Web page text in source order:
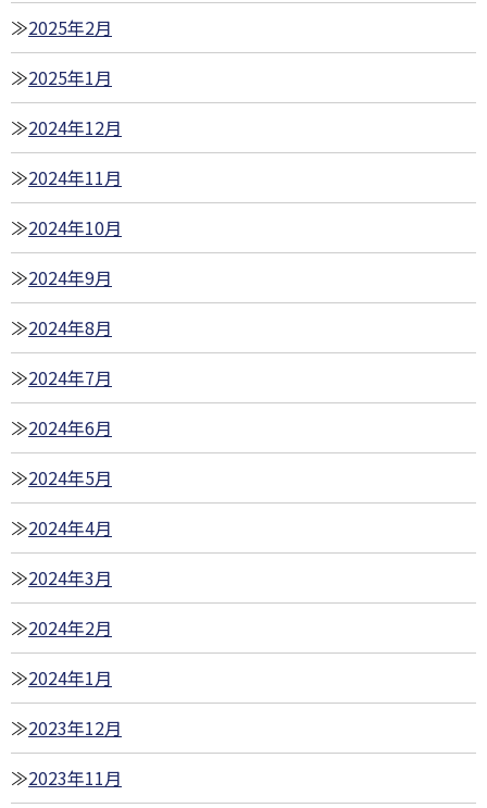
2025年2月
2025年1月
2024年12月
2024年11月
2024年10月
2024年9月
2024年8月
2024年7月
2024年6月
2024年5月
2024年4月
2024年3月
2024年2月
2024年1月
2023年12月
2023年11月